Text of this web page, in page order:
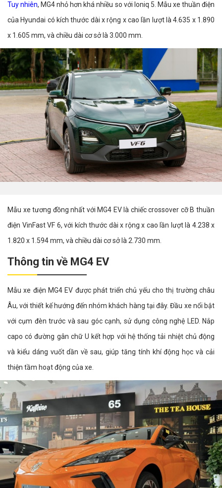
Tuy nhiên, MG4 nhỏ hơn khá nhiều so với Ioniq 5. Mẫu xe thuần điện
của Hyundai có kích thước dài x rộng x cao lần lượt là 4.635 x 1.890
x 1.605 mm, và chiều dài cơ sở là 3.000 mm.
Mẫu xe tương đồng nhất với MG4 EV là chiếc crossover cỡ B thuần
điện VinFast VF 6, với kích thước dài x rộng x cao lần lượt là 4.238 x
1.820 x 1.594 mm, và chiều dài cơ sở là 2.730 mm.
Thông tin về MG4 EV
Mẫu xe điện MG4 EV được phát triển chủ yếu cho thị trường châu
Âu, với thiết kế hướng đến nhóm khách hàng tại đây. Đầu xe nổi bật
với cụm đèn trước và sau góc cạnh, sử dụng công nghệ LED. Nắp
capo có đường gân chữ U kết hợp với hệ thống tải nhiệt chủ động
và kiểu dáng vuốt dần về sau, giúp tăng tính khí động học và cải
thiện tầm hoạt động của xe.